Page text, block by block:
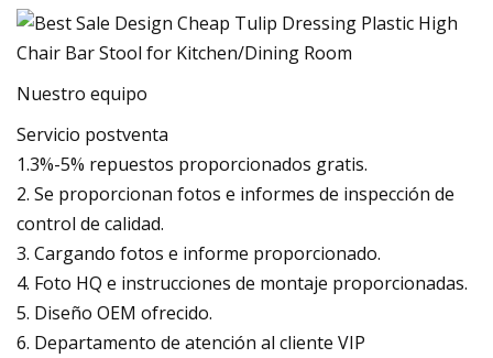
Nuestro equipo
Servicio postventa
1.3%-5% repuestos proporcionados gratis.
2. Se proporcionan fotos e informes de inspección de
control de calidad.
3. Cargando fotos e informe proporcionado.
4. Foto HQ e instrucciones de montaje proporcionadas.
5. Diseño OEM ofrecido.
6. Departamento de atención al cliente VIP